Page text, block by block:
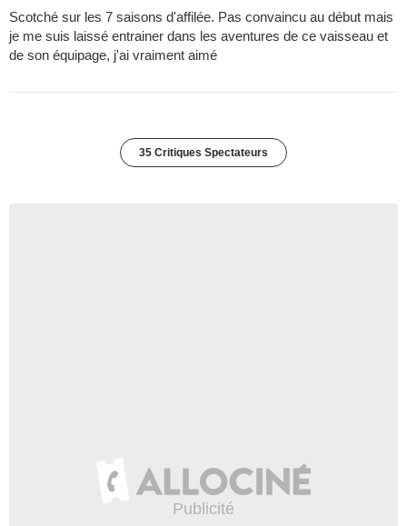
Scotché sur les 7 saisons d'affilée. Pas convaincu au début mais
je me suis laissé entrainer dans les aventures de ce vaisseau et
de son équipage, j'ai vraiment aimé
35 Critiques Spectateurs